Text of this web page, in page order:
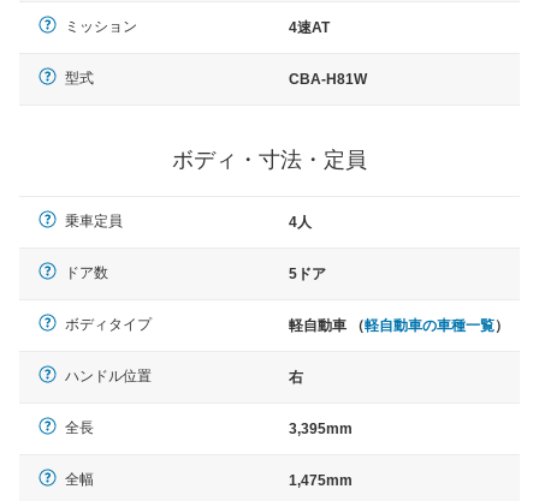
ミッション 4速AT
型式 CBA-H81W
ボディ・寸法・定員
乗車定員 4人
ドア数 5ドア
ボディタイプ 軽自動車 （軽自動車の車種一覧）
ハンドル位置 右
全長 3,395mm
全幅 1,475mm